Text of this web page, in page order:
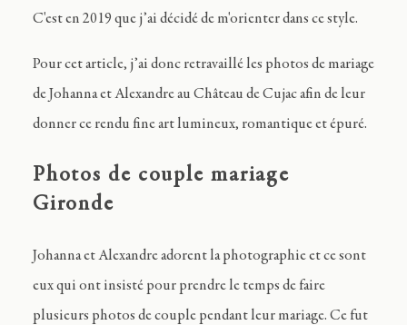
C'est en 2019 que j’ai décidé de m'orienter dans ce style.
Pour cet article, j’ai donc retravaillé les photos de mariage
de Johanna et Alexandre au Château de Cujac afin de leur
donner ce rendu fine art lumineux, romantique et épuré.
Photos de couple mariage
Gironde
Johanna et Alexandre adorent la photographie et ce sont
eux qui ont insisté pour prendre le temps de faire
plusieurs photos de couple pendant leur mariage. Ce fut